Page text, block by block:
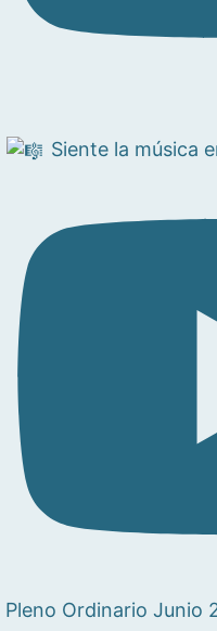
Siente la música
Pleno Ordinario Junio